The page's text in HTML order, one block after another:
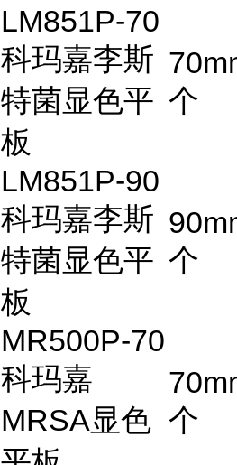
LM851P-70
科玛嘉李斯
特菌显色平
板
个
LM851P-90
科玛嘉李斯
特菌显色平
板
个
MR500P-70
科玛嘉
MRSA显色 个